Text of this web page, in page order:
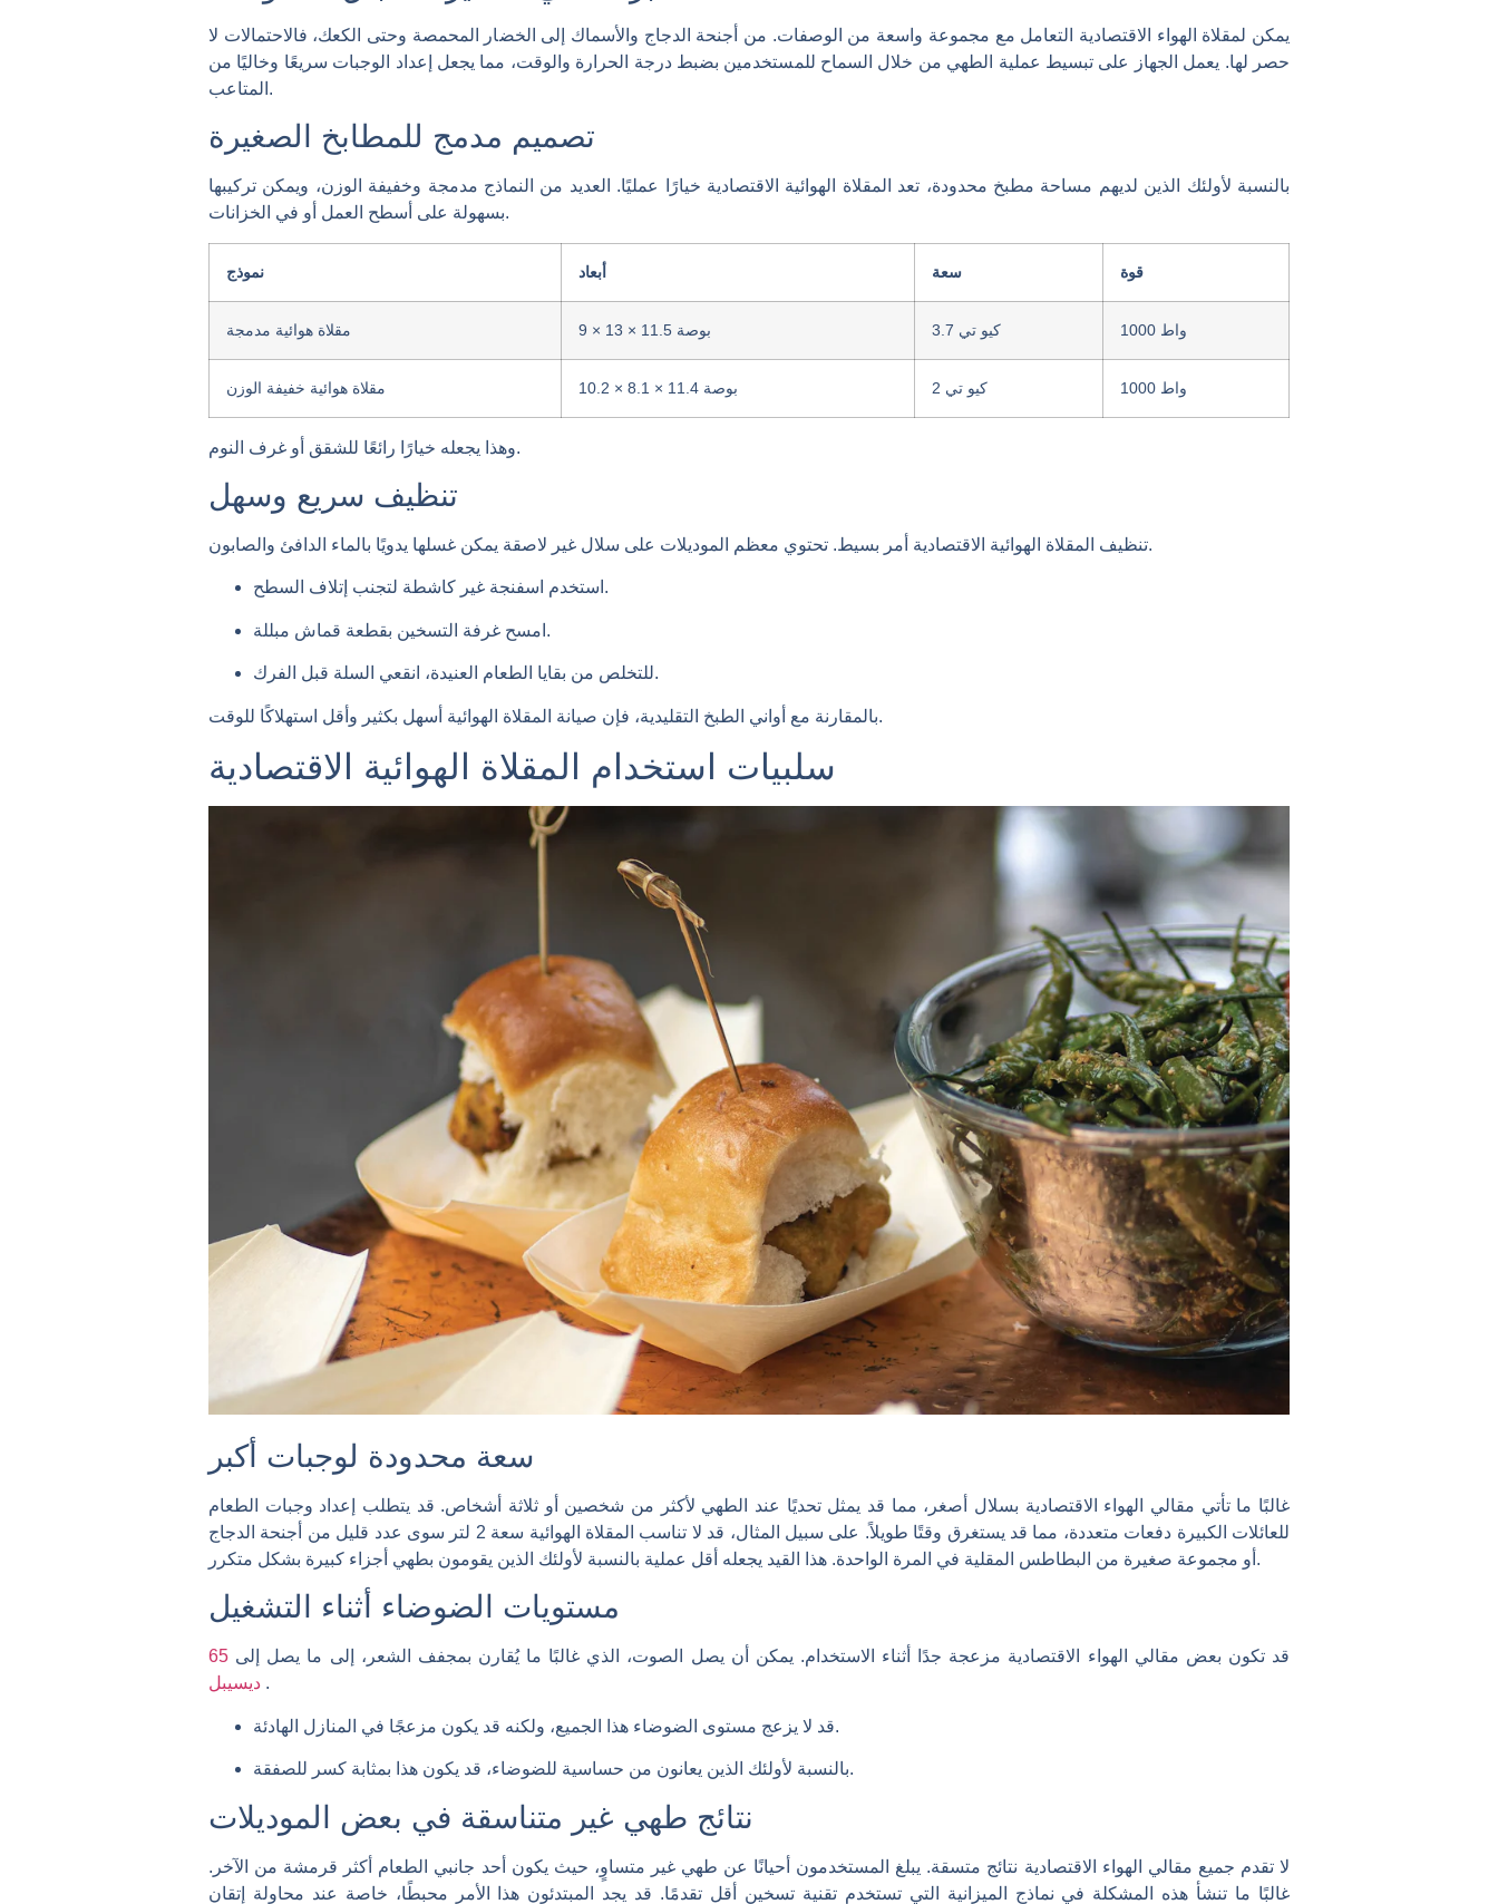
يمكن لمقلاة الهواء الاقتصادية التعامل مع مجموعة واسعة من الوصفات. من أجنحة الدجاج والأسماك إلى الخضار المحمصة وحتى الكعك، فالاحتمالات لا
حصر لها. يعمل الجهاز على تبسيط عملية الطهي من خلال السماح للمستخدمين بضبط درجة الحرارة والوقت، مما يجعل إعداد الوجبات سريعًا وخاليًا من
المتاعب.
تصميم مدمج للمطابخ الصغيرة
بالنسبة لأولئك الذين لديهم مساحة مطبخ محدودة، تعد المقلاة الهوائية الاقتصادية خيارًا عمليًا. العديد من النماذج مدمجة وخفيفة الوزن، ويمكن تركيبها
بسهولة على أسطح العمل أو في الخزانات.
نموذج أبعاد سعة قوة
مقلاة هوائية مدمجة 9 × 13 × 11.5 بوصة 3.7 كيو تي 1000 واط
مقلاة هوائية خفيفة الوزن 10.2 × 8.1 × 11.4 بوصة 2 كيو تي 1000 واط
وهذا يجعله خيارًا رائعًا للشقق أو غرف النوم.
تنظيف سريع وسهل
تنظيف المقلاة الهوائية الاقتصادية أمر بسيط. تحتوي معظم الموديلات على سلال غير لاصقة يمكن غسلها يدويًا بالماء الدافئ والصابون.
استخدم اسفنجة غير كاشطة لتجنب إتلاف السطح.
امسح غرفة التسخين بقطعة قماش مبللة.
للتخلص من بقايا الطعام العنيدة، انقعي السلة قبل الفرك.
بالمقارنة مع أواني الطبخ التقليدية، فإن صيانة المقلاة الهوائية أسهل بكثير وأقل استهلاكًا للوقت.
سلبيات استخدام المقلاة الهوائية الاقتصادية
سعة محدودة لوجبات أكبر
غالبًا ما تأتي مقالي الهواء الاقتصادية بسلال أصغر، مما قد يمثل تحديًا عند الطهي لأكثر من شخصين أو ثلاثة أشخاص. قد يتطلب إعداد وجبات الطعام
للعائلات الكبيرة دفعات متعددة، مما قد يستغرق وقتًا طويلاً. على سبيل المثال، قد لا تناسب المقلاة الهوائية سعة 2 لتر سوى عدد قليل من أجنحة الدجاج
أو مجموعة صغيرة من البطاطس المقلية في المرة الواحدة. هذا القيد يجعله أقل عملية بالنسبة لأولئك الذين يقومون بطهي أجزاء كبيرة بشكل متكرر.
مستويات الضوضاء أثناء التشغيل
قد تكون بعض مقالي الهواء الاقتصادية مزعجة جدًا أثناء الاستخدام. يمكن أن يصل الصوت، الذي غالبًا ما يُقارن بمجفف الشعر، إلى ما يصل إلى 65
.
قد لا يزعج مستوى الضوضاء هذا الجميع، ولكنه قد يكون مزعجًا في المنازل الهادئة.
بالنسبة لأولئك الذين يعانون من حساسية للضوضاء، قد يكون هذا بمثابة كسر للصفقة.
نتائج طهي غير متناسقة في بعض الموديلات
لا تقدم جميع مقالي الهواء الاقتصادية نتائج متسقة. يبلغ المستخدمون أحيانًا عن طهي غير متساوٍ، حيث يكون أحد جانبي الطعام أكثر قرمشة من الآخر.
غالبًا ما تنشأ هذه المشكلة في نماذج الميزانية التي تستخدم تقنية تسخين أقل تقدمًا. قد يجد المبتدئون هذا الأمر محبطًا، خاصة عند محاولة إتقان